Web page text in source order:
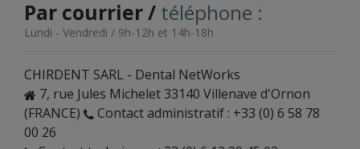
Par courrier / téléphone :
Lundi - Vendredi / 9h-12h et 14h-18h
CHIRDENT SARL - Dental NetWorks
7, rue Jules Michelet 33140 Villenave d'Ornon
(FRANCE)
Contact administratif : +33 (0) 6 58 78
00 26